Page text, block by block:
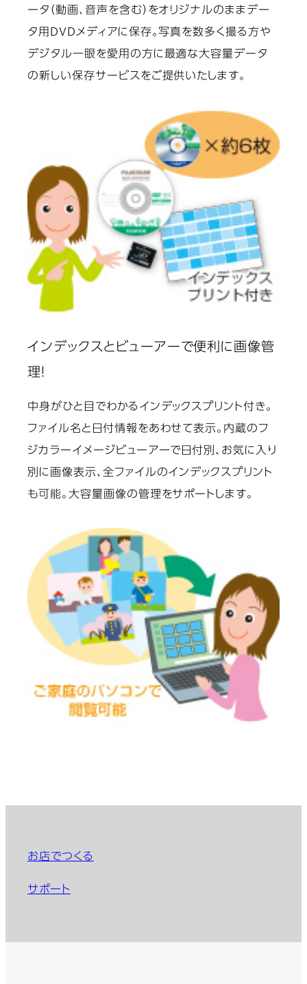
ータ（動画、音声を含む）をオリジナルのままデー
タ用DVDメディアに保存。写真を数多く撮る方や
デジタル一眼を愛用の方に最適な大容量データ
の新しい保存サービスをご提供いたします。
インデックスとビューアーで便利に画像管
理！
中身がひと目でわかるインデックスプリント付き。
ファイル名と日付情報をあわせて表示。内蔵のフ
ジカラーイメージビューアーで日付別、お気に入り
別に画像表示、全ファイルのインデックスプリント
も可能。大容量画像の管理をサポートします。
お店でつくる
サポート